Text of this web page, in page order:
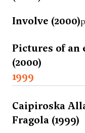
Involve (2000)
Pictures of an
(2000)
1999
Caipiroska
Fragola (1999)